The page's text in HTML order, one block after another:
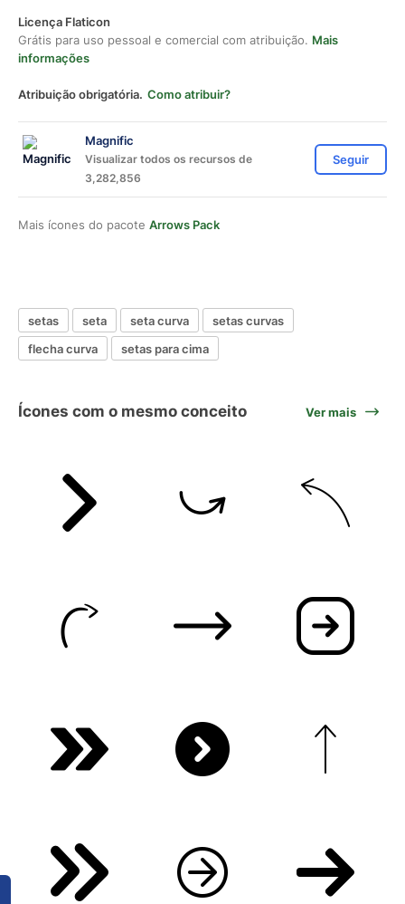
Licença Flaticon
Grátis para uso pessoal e comercial com atribuição. Mais
informações
Atribuição obrigatória. Como atribuir?
Magnific
Visualizar todos os recursos de
3,282,856
Seguir
Mais ícones do pacote Arrows Pack
setas seta seta curva
setas curvas
flecha curva
setas para cima
Ícones com o mesmo conceito Ver mais